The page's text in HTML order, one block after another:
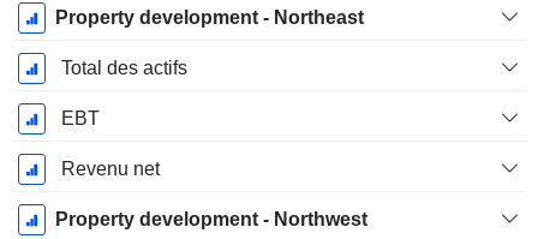
Property development - Northeast
Total des actifs
EBT
Revenu net
Property development - Northwest